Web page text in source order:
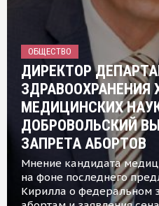
ОБЩЕСТВО
ДИРЕКТОР
МЕДИЦИНСКИХ
ДОБРОВОЛЬСКИЙ
ЗАПРЕТА АБОРТОВ
Мнение кандидата
на фоне последнего
Кирилла о федеральном